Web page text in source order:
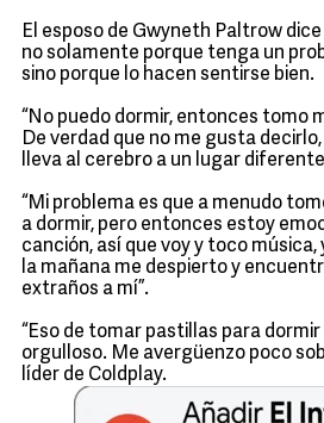
El esposo de Gwyneth Paltrow
no solamente porque tenga un
sino porque lo hacen sentirse bien.
“No puedo dormir, entonces tomo
De verdad que no me gusta
lleva al cerebro a un lugar
“Mi problema es que a menudo
a dormir, pero entonces estoy
canción, así que voy y toco
la mañana me despierto y
extraños a mí”.
“Eso de tomar pastillas para
orgulloso. Me avergüenzo poco
líder de Coldplay.